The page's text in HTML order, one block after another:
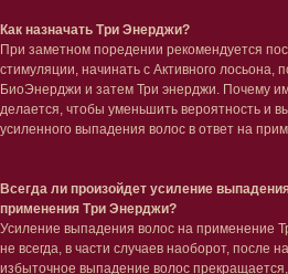
Как назначать Три Энерджи?
При заметном поредении рекомендуется
стимуляции, начинать с Активного лосьона,
БиоЭнерджи и затем Три энерджи. Почему
делается, чтобы уменьшить вероятность и
усиленного выпадения волос в ответ на
Всегда ли произойдет усиление
применения Три Энерджи?
Усиление выпадения волос на применение
не всегда, в части случаев наоборот, после
избыточное выпадение волос